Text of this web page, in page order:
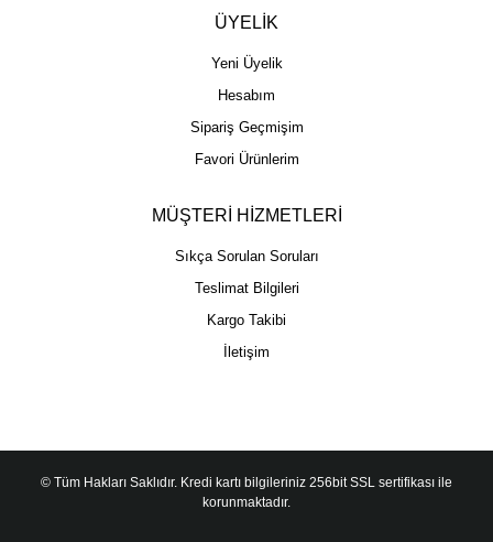
ÜYELİK
Yeni Üyelik
Hesabım
Sipariş Geçmişim
Favori Ürünlerim
MÜŞTERİ HİZMETLERİ
Sıkça Sorulan Soruları
Teslimat Bilgileri
Kargo Takibi
İletişim
© Tüm Hakları Saklıdır. Kredi kartı bilgileriniz 256bit SSL sertifikası ile
korunmaktadır.